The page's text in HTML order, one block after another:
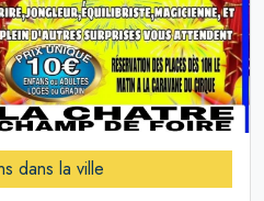
dans la ville